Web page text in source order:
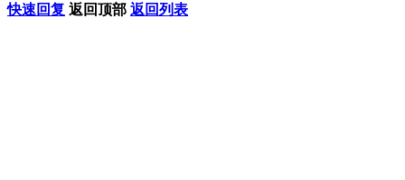
快速回复 返回顶部 返回列表